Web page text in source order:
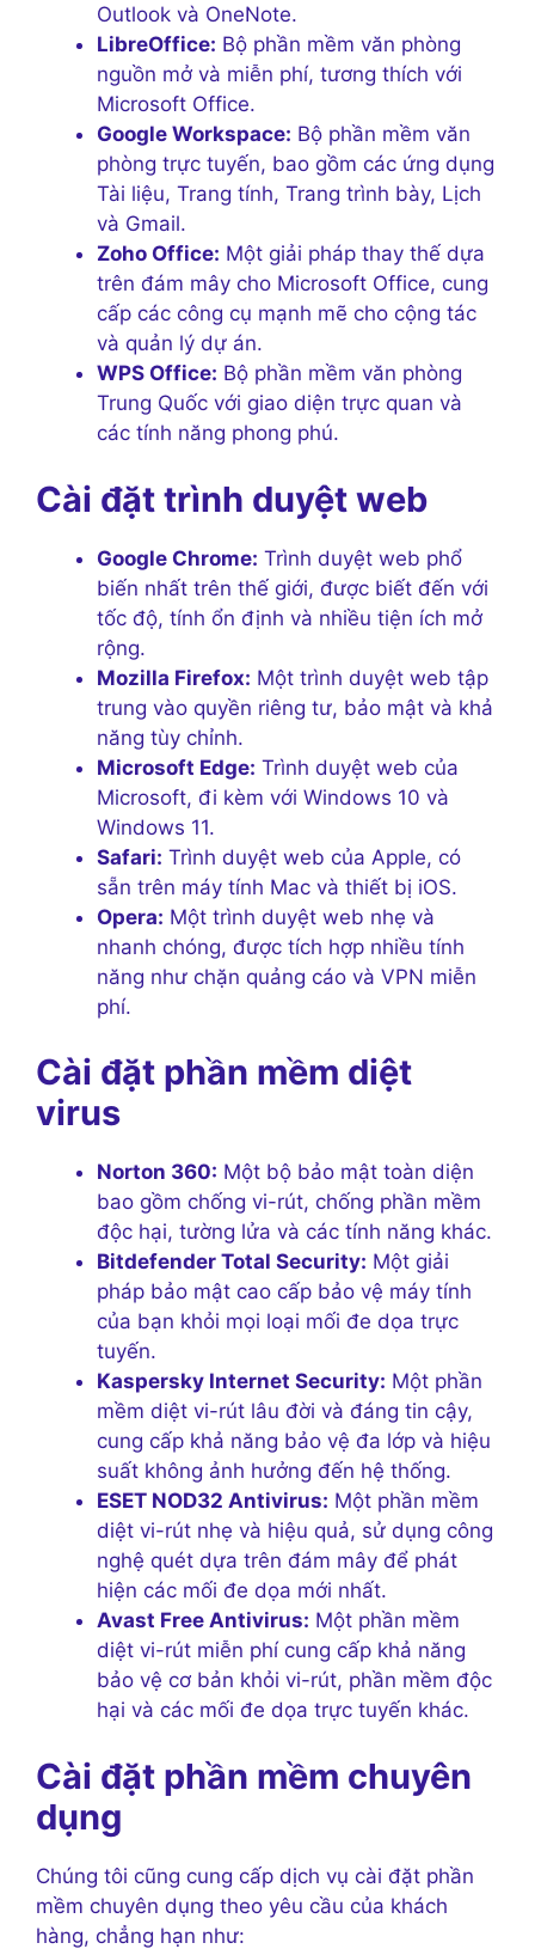
Outlook và OneNote.
LibreOffice: Bộ phần mềm văn phòng
nguồn mở và miễn phí, tương thích với
Microsoft Office.
Google Workspace: Bộ phần mềm văn
phòng trực tuyến, bao gồm các ứng dụng
Tài liệu, Trang tính, Trang trình bày, Lịch
và Gmail.
Zoho Office: Một giải pháp thay thế dựa
trên đám mây cho Microsoft Office, cung
cấp các công cụ mạnh mẽ cho cộng tác
và quản lý dự án.
WPS Office: Bộ phần mềm văn phòng
Trung Quốc với giao diện trực quan và
các tính năng phong phú.
Cài đặt trình duyệt web
Google Chrome: Trình duyệt web phổ
biến nhất trên thế giới, được biết đến với
tốc độ, tính ổn định và nhiều tiện ích mở
rộng.
Mozilla Firefox: Một trình duyệt web tập
trung vào quyền riêng tư, bảo mật và khả
năng tùy chỉnh.
Microsoft Edge: Trình duyệt web của
Microsoft, đi kèm với Windows 10 và
Windows 11.
Safari: Trình duyệt web của Apple, có
sẵn trên máy tính Mac và thiết bị iOS.
Opera: Một trình duyệt web nhẹ và
nhanh chóng, được tích hợp nhiều tính
năng như chặn quảng cáo và VPN miễn
phí.
Cài đặt phần mềm diệt
virus
Norton 360: Một bộ bảo mật toàn diện
bao gồm chống vi-rút, chống phần mềm
độc hại, tường lửa và các tính năng khác.
Bitdefender Total Security: Một giải
pháp bảo mật cao cấp bảo vệ máy tính
của bạn khỏi mọi loại mối đe dọa trực
tuyến.
Kaspersky Internet Security: Một phần
mềm diệt vi-rút lâu đời và đáng tin cậy,
cung cấp khả năng bảo vệ đa lớp và hiệu
suất không ảnh hưởng đến hệ thống.
ESET NOD32 Antivirus: Một phần mềm
diệt vi-rút nhẹ và hiệu quả, sử dụng công
nghệ quét dựa trên đám mây để phát
hiện các mối đe dọa mới nhất.
Avast Free Antivirus: Một phần mềm
diệt vi-rút miễn phí cung cấp khả năng
bảo vệ cơ bản khỏi vi-rút, phần mềm độc
hại và các mối đe dọa trực tuyến khác.
Cài đặt phần mềm chuyên
dụng
Chúng tôi cũng cung cấp dịch vụ cài đặt phần
mềm chuyên dụng theo yêu cầu của khách
hàng, chẳng hạn như: